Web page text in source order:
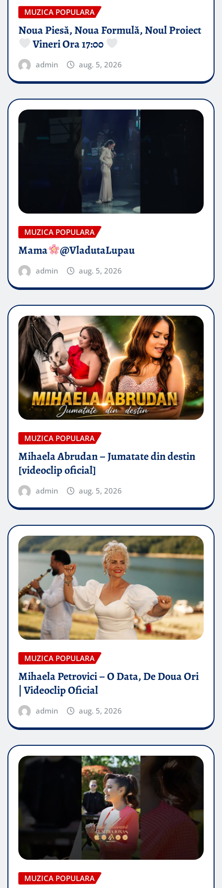
MUZICA POPULARA
Noua Piesă, Noua Formulă, Noul Proiect
Vineri Ora 17:00
admin aug. 5, 2026
MUZICA POPULARA
Mama @VladutaLupau
admin aug. 5, 2026
MUZICA POPULARA
Mihaela Abrudan – Jumatate din destin
[videoclip oficial]
admin aug. 5, 2026
MUZICA POPULARA
Mihaela Petrovici – O Data, De Doua Ori
| Videoclip Oficial
admin aug. 5, 2026
MUZICA POPULARA